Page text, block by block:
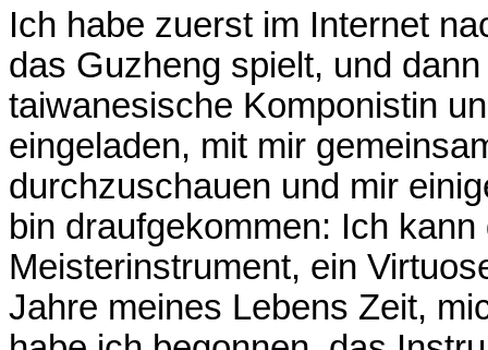
Ich habe zuerst im Internet
das Guzheng spielt, und
taiwanesische Komponistin
eingeladen, mit mir
durchzuschauen und mir
bin draufgekommen: Ich
Meisterinstrument, ein
Jahre meines Lebens Zeit,